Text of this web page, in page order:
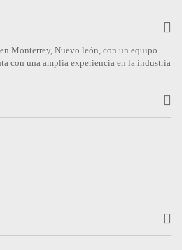
Monterrey, Nuevo león, con un equipo
con una amplia experiencia en la industria